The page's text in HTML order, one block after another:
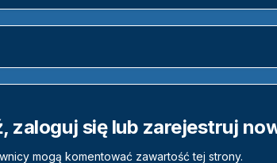
zaloguj się lub zarejestruj
mogą komentować zawartość tej strony.